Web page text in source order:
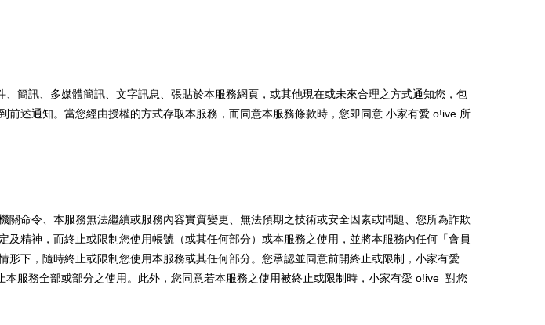
簡訊、多媒體簡訊、文字訊息、張貼於本服務網頁，或其他現在或未來合理之方式通知您，包
述通知。當您經由授權的方式存取本服務，而同意本服務條款時，您即同意 小家有愛 o!ive 所
命令、本服務無法繼續或服務內容實質變更、無法預期之技術或安全因素或問題、您所為詐欺
及精神，而終止或限制您使用帳號（或其任何部分）或本服務之使用，並將本服務內任何「會員
形下，隨時終止或限制您使用本服務或其任何部分。您承認並同意前開終止或限制， 小家有愛
服務全部或部分之使用。此外，您同意若本服務之使用被終止或限制時， 小家有愛 o!ive 對您